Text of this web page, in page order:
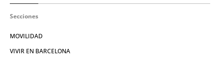
Secciones
MOVILIDAD
VIVIR EN BARCELONA